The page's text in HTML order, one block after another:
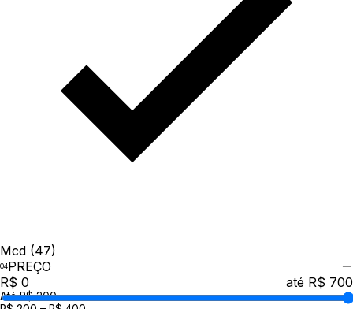
Mcd (47)
PREÇO
R$ 0
até R$ 700
Até R$ 200